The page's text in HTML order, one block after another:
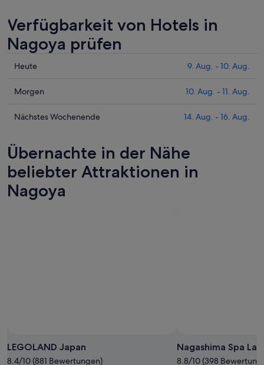
Verfügbarkeit von Hotels in
Nagoya prüfen
Prüfe
Preise
Nagoya
9.
Aug.
-
10.
Aug.
Heute 9. Aug. - 10. Aug.
Prüfe
Preise
Nagoya
morgen
Nacht,
10.
Aug.
Morgen 10. Aug. - 11. Aug.
Prüfe
Preise
für
Nagoya
am
nächsten
Wochenende,
Nächstes Wochenende 14. Aug. - 16. Aug.
Übernachte in der Nähe
beliebter Attraktionen in
Nagoya
LEGOLAND Japan
8.4/10 (881 Bewertungen)
Nagashima Spa
8.8/10 (398